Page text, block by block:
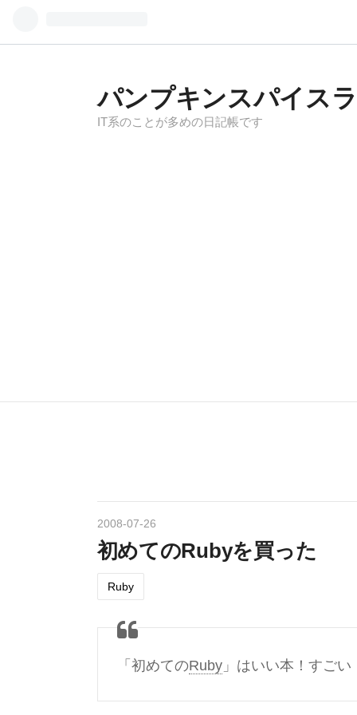
パンプキンスパイス
IT系のことが多めの日記帳です
2008-07-26
初めてのRubyを買った
Ruby
「初めてのRuby」はいい本！すごい